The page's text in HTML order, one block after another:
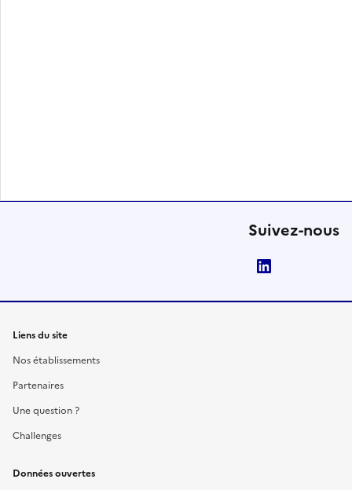
Suivez-nous
Liens du site
Nos établissements
Partenaires
Une question ?
Challenges
Données ouvertes